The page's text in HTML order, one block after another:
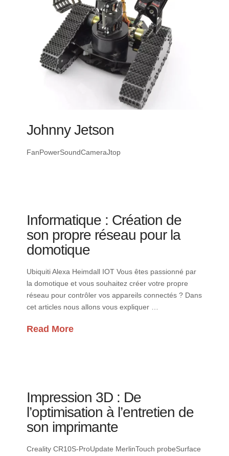
Johnny Jetson
FanPowerSoundCameraJtop
Informatique : Création de
son propre réseau pour la
domotique
Ubiquiti Alexa Heimdall IOT Vous êtes passionné par
la domotique et vous souhaitez créer votre propre
réseau pour contrôler vos appareils connectés ? Dans
cet articles nous allons vous expliquer …
Read More
Impression 3D : De
l’optimisation à l’entretien de
son imprimante
Creality CR10S-ProUpdate MerlinTouch probeSurface